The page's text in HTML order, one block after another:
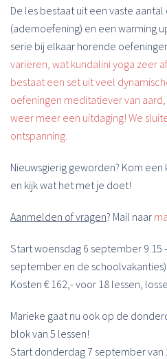
De les bestaat uit een vaste
(ademoefening) en een warming
serie bij elkaar horende
variëren, wat kundalini yoga zeer
bestaat een set uit veel
oefeningen meditatiever van
weer meer een uitdaging! We
ontspanning.
Nieuwsgierig geworden? Kom
en kijk wat het met je doet!
Aanmelden of vragen? Mail naar
Start woensdag 6 september 9.15
september en de schoolvakanties)
Kosten € 162,- voor 18 lessen,
Marieke gaat nu ook op de
blok van 5 lessen!
Start donderdag 7 september van